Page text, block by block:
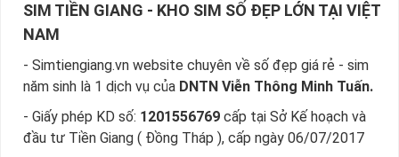
SIM TIỀN GIANG - KHO SIM SỐ ĐẸP LỚN TẠI VIỆT
NAM
- Simtiengiang.vn website chuyên về số đẹp giá rẻ - sim
năm sinh là 1 dịch vụ của DNTN Viễn Thông Minh Tuấn.
- Giấy phép KD số: 1201556769 cấp tại Sở Kế hoạch và
đầu tư Tiền Giang ( Đồng Tháp ), cấp ngày 06/07/2017